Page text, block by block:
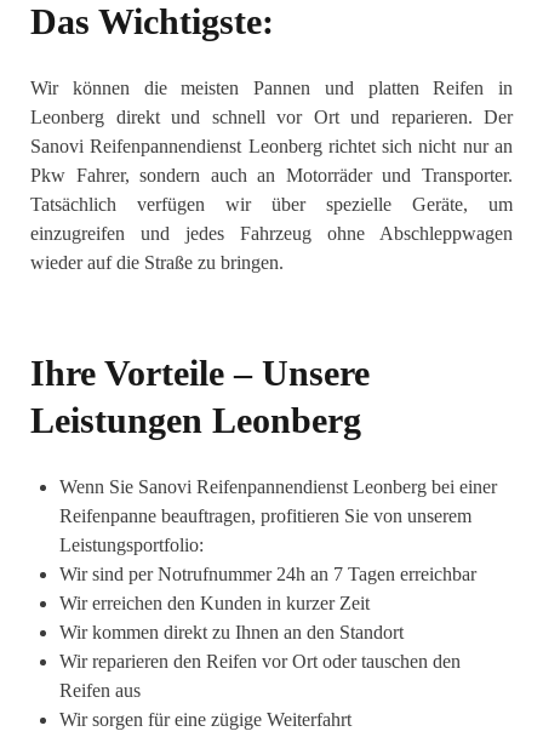
Das Wichtigste:
Wir können die meisten Pannen und platten Reifen in
Leonberg direkt und schnell vor Ort und reparieren. Der
Sanovi Reifenpannendienst Leonberg richtet sich nicht nur an
Pkw Fahrer, sondern auch an Motorräder und Transporter.
Tatsächlich verfügen wir über spezielle Geräte, um
einzugreifen und jedes Fahrzeug ohne Abschleppwagen
wieder auf die Straße zu bringen.
Ihre Vorteile – Unsere
Leistungen Leonberg
Wenn Sie Sanovi Reifenpannendienst Leonberg bei einer
Reifenpanne beauftragen, profitieren Sie von unserem
Leistungsportfolio:
Wir sind per Notrufnummer 24h an 7 Tagen erreichbar
Wir erreichen den Kunden in kurzer Zeit
Wir kommen direkt zu Ihnen an den Standort
Wir reparieren den Reifen vor Ort oder tauschen den
Reifen aus
Wir sorgen für eine zügige Weiterfahrt